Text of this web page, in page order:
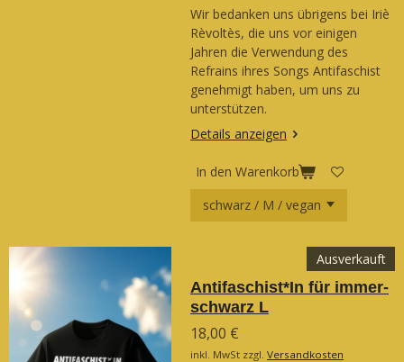
Wir bedanken uns übrigens bei Iriè
Rèvoltès, die uns vor einigen
Jahren die Verwendung des
Refrains ihres Songs Antifaschist
genehmigt haben, um uns zu
unterstützen.
Details anzeigen
In den Warenkorb
Ausverkauft
Antifaschist*In für immer-
schwarz L
18,00 €
inkl. MwSt zzgl. Versandkosten